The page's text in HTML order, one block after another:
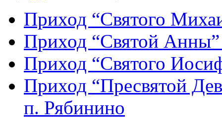
Приход “Святого
Приход “Святой
Приход “Святого
Приход “Пресвятой
п. Рябинино